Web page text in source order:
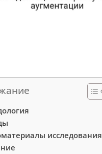
исследования